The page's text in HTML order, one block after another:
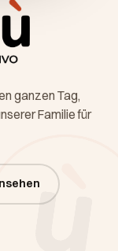
ganzen Tag,
Familie für